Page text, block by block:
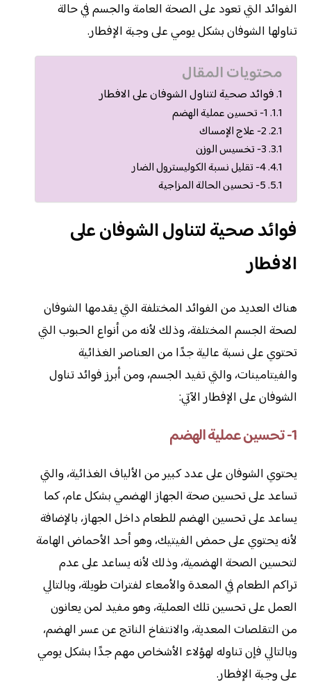
الفوائد التي تعود على الصحة العامة والجسم في حالة
تناولها الشوفان بشكل يومي على وجبة الإفطار.
محتويات المقال
فوائد صحية لتناول الشوفان على الافطار
1- تحسين عملية الهضم
2- علاج الإمساك
3- تخسيس الوزن
4- تقليل نسبة الكوليسترول الضار
5- تحسين الحالة المزاجية
فوائد صحية لتناول الشوفان على
الافطار
هناك العديد من الفوائد المختلفة التي يقدمها الشوفان
لصحة الجسم المختلفة، وذلك لأنه من أنواع الحبوب التي
تحتوي على نسبة عالية جدًا من العناصر الغذائية
والفيتامينات، والتي تفيد الجسم، ومن أبرز فوائد تناول
الشوفان على الإفطار الآتي:
1- تحسين عملية الهضم
يحتوي الشوفان على عدد كبير من الألياف الغذائية، والتي
تساعد على تحسين صحة الجهاز الهضمي بشكل عام، كما
يساعد على تحسين الهضم للطعام داخل الجهاز، بالإضافة
لأنه يحتوي على حمض الفيتيك، وهو أحد الأحماض الهامة
لتحسين الصحة الهضمية، وذلك لأنه يساعد على عدم
تراكم الطعام في المعدة والأمعاء لفترات طويلة، وبالتالي
العمل على تحسين تلك العملية، وهو مفيد لمن يعانون
من التقلصات المعدية، والانتفاخ الناتج عن عسر الهضم،
وبالتالي فإن تناوله لهؤلاء الأشخاص مهم جدًا بشكل يومي
على وجبة الإفطار.